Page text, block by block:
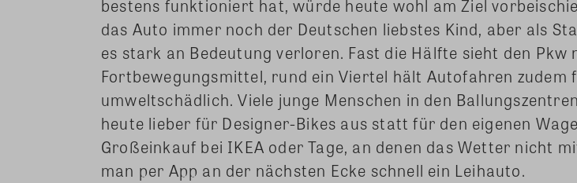
bestens funktioniert hat, würde heute wohl am Ziel
das Auto immer noch der Deutschen liebstes Kind, aber als
es stark an Bedeutung verloren. Fast die Hälfte sieht den Pkw
Fortbewegungsmittel, rund ein Viertel hält Autofahren zudem
umweltschädlich. Viele junge Menschen in den
heute lieber für Designer-Bikes aus statt für den eigenen
Großeinkauf bei IKEA oder Tage, an denen das Wetter nicht
man per App an der nächsten Ecke schnell ein Leihauto.